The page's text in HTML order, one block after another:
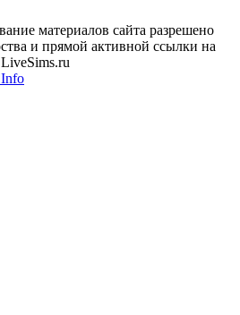
материалов сайта разрешено
и прямой активной ссылки на